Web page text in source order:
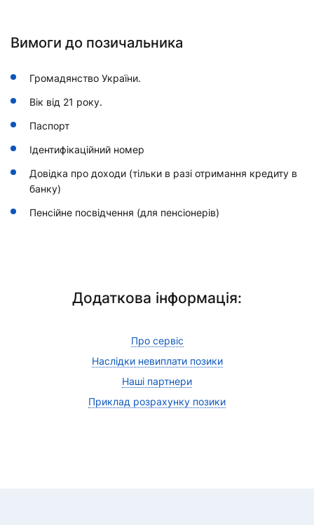
Вимоги до позичальника
Громадянство України.
Вік від 21 року.
Паспорт
Ідентифікаційний номер
Довідка про доходи (тільки в разі отримання кредиту в
банку)
Пенсійне посвідчення (для пенсіонерів)
Додаткова інформація:
Про сервіс
Наслідки невиплати позики
Наші партнери
Приклад розрахунку позики